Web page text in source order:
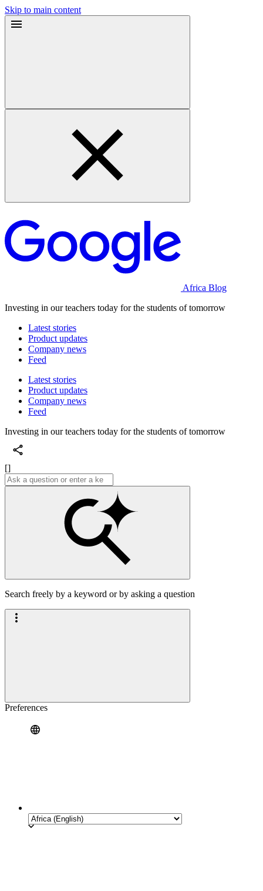
Skip to main content
Africa Blog
Investing in our teachers today for the students of tomorrow
Latest stories
Product updates
Company news
Feed
Latest stories
Product updates
Company news
Feed
Investing in our teachers today for the students of tomorrow
[]
Search freely by a keyword or by asking a question
Preferences